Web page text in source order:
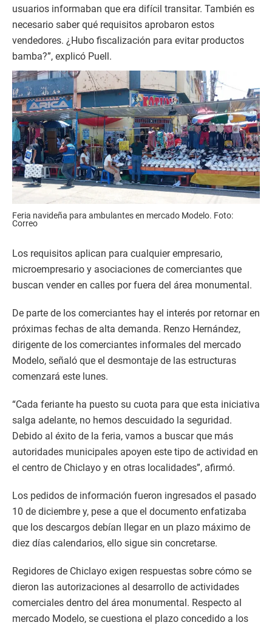
usuarios informaban que era difícil transitar. También es
necesario saber qué requisitos aprobaron estos
vendedores. ¿Hubo fiscalización para evitar productos
bamba?”, explicó Puell.
Feria navideña para ambulantes en mercado Modelo. Foto:
Correo
Los requisitos aplican para cualquier empresario,
microempresario y asociaciones de comerciantes que
buscan vender en calles por fuera del área monumental.
De parte de los comerciantes hay el interés por retornar en
próximas fechas de alta demanda. Renzo Hernández,
dirigente de los comerciantes informales del mercado
Modelo, señaló que el desmontaje de las estructuras
comenzará este lunes.
“Cada feriante ha puesto su cuota para que esta iniciativa
salga adelante, no hemos descuidado la seguridad.
Debido al éxito de la feria, vamos a buscar que más
autoridades municipales apoyen este tipo de actividad en
el centro de Chiclayo y en otras localidades”, afirmó.
Los pedidos de información fueron ingresados el pasado
10 de diciembre y, pese a que el documento enfatizaba
que los descargos debían llegar en un plazo máximo de
diez días calendarios, ello sigue sin concretarse.
Regidores de Chiclayo exigen respuestas sobre cómo se
dieron las autorizaciones al desarrollo de actividades
comerciales dentro del área monumental. Respecto al
mercado Modelo, se cuestiona el plazo concedido a los